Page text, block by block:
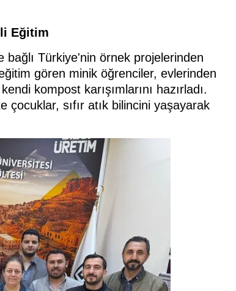
Eğitim
bağlı Türkiye'nin örnek projelerinden
gören minik öğrenciler, evlerinden
kompost karışımlarını hazırladı.
sıfır atık bilincini yaşayarak